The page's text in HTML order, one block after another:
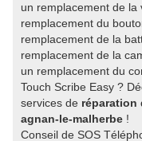
un remplacement de la
remplacement du
remplacement de la
remplacement de la
un remplacement du
Touch Scribe Easy ?
services de réparation
agnan-le-malherbe !
Conseil de SOS